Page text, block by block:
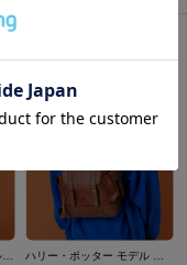
セブルス・スネイプ モデル 2wayトートバッグ Harry Potter